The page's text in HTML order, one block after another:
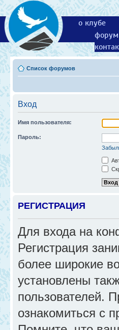
о клубе
форум
Список форумов
Вход
Имя пользователя:
Пароль:
РЕГИСТРАЦИЯ
Для входа на
Регистрация
более широкие
установлены
пользователей.
ознакомиться с